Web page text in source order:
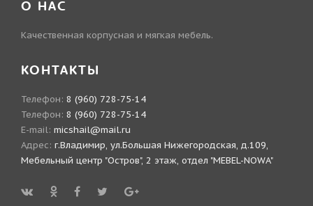
О НАС
Качественная корпусная и мягкая мебель.
КОНТАКТЫ
Телефон: 8 (960) 728-75-14
Телефон: 8 (960) 728-75-14
E-mail: micshail@mail.ru
Адрес: г.Владимир, ул.Большая Нижегородская, д.109,
Мебельный центр "Остров", 2 этаж, отдел "MEBEL-NOWA"